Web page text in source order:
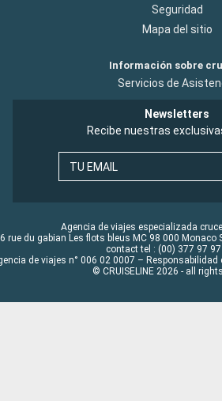
Seguridad
Mapa del sitio
Información sobre
Servicios de
Newsletters
Recibe nuestras
TU EMAIL
Agencia de viajes especializada
rue du gabian Les flots bleus MC 98 000 Monaco
contact tel : (00) 377 97
de viajes n° 006 02 0007 – Responsabilidad
© CRUISELINE 2026 - all